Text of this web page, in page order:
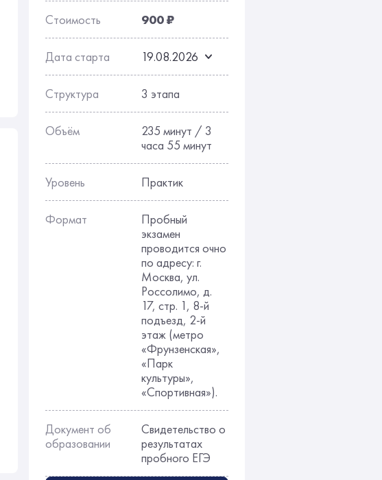
Стоимость 900 ₽
Дата старта 19.08.2026
Структура 3 этапа
Объём
235 минут / 3
часа 55 минут
Уровень Практик
Формат
Пробный
экзамен
проводится очно
по адресу: г.
Москва, ул.
Россолимо, д.
17, стр. 1, 8-й
подъезд, 2-й
этаж (метро
«Фрунзенская»,
«Парк
культуры»,
«Спортивная»).
Документ об
образовании
Свидетельство о
результатах
пробного ЕГЭ